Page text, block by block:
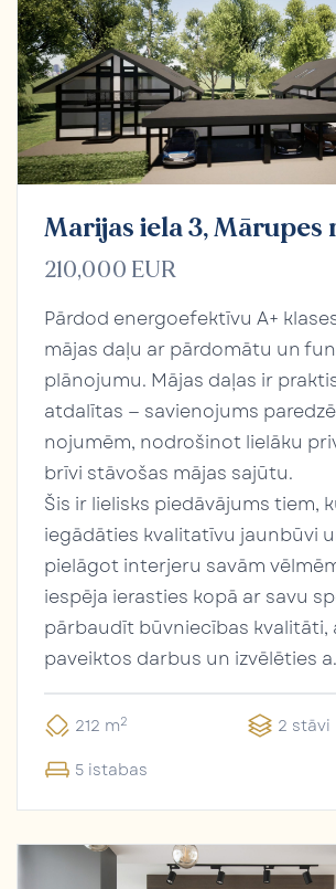
Marijas iela 3, Mārupes
210,000 EUR
Pārdod energoefektīvu A+
mājas daļu ar pārdomātu un
plānojumu. Mājas daļas ir
atdalītas — savienojums
nojumēm, nodrošinot lielāku
brīvi stāvošas mājas sajūtu.
Šis ir lielisks piedāvājums tiem,
iegādāties kvalitatīvu jaunbūvi
pielāgot interjeru savām
iespēja ierasties kopā ar savu
pārbaudīt būvniecības kvalitāti,
paveiktos darbus un izvēlēties
212 m2
2 stāvi
5 istabas